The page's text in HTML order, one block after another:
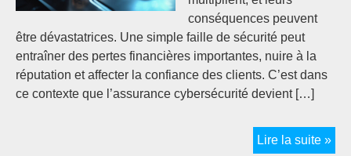
conséquences peuvent
être dévastatrices. Une simple faille de sécurité peut
entraîner des pertes financières importantes, nuire à la
réputation et affecter la confiance des clients. C’est dans
ce contexte que l’assurance cybersécurité devient […]
Lire la suite »